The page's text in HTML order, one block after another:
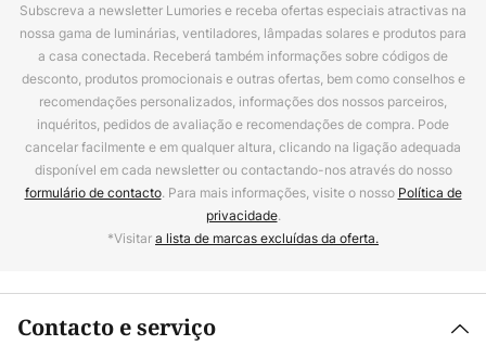
Subscreva a newsletter Lumories e receba ofertas especiais atractivas na
nossa gama de luminárias, ventiladores, lâmpadas solares e produtos para
a casa conectada. Receberá também informações sobre códigos de
desconto, produtos promocionais e outras ofertas, bem como conselhos e
recomendações personalizados, informações dos nossos parceiros,
inquéritos, pedidos de avaliação e recomendações de compra. Pode
cancelar facilmente e em qualquer altura, clicando na ligação adequada
disponível em cada newsletter ou contactando-nos através do nosso
formulário de contacto. Para mais informações, visite o nosso Política de
privacidade.
*Visitara lista de marcas excluídas da oferta.
Contacto e serviço